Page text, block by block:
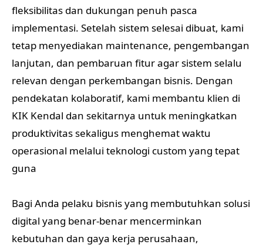
fleksibilitas dan dukungan penuh pasca
implementasi. Setelah sistem selesai dibuat, kami
tetap menyediakan maintenance, pengembangan
lanjutan, dan pembaruan fitur agar sistem selalu
relevan dengan perkembangan bisnis. Dengan
pendekatan kolaboratif, kami membantu klien di
KIK Kendal dan sekitarnya untuk meningkatkan
produktivitas sekaligus menghemat waktu
operasional melalui teknologi custom yang tepat
guna
Bagi Anda pelaku bisnis yang membutuhkan solusi
digital yang benar-benar mencerminkan
kebutuhan dan gaya kerja perusahaan,